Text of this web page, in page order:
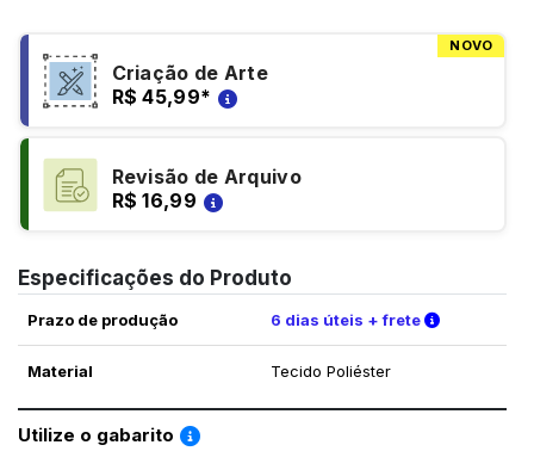
NOVO
Criação de Arte
R$ 45,99*
Revisão de Arquivo
R$ 16,99
Especificações do Produto
Prazo de produção 6 dias úteis + frete Verifique
Material Tecido Poliéster
Utilize o gabarito Saiba como utilizar os nossos gabaritos